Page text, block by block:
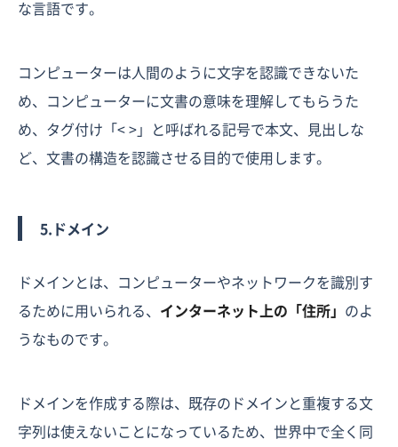
な言語です。
コンピューターは人間のように文字を認識できないた
め、コンピューターに文書の意味を理解してもらうた
め、タグ付け「< >」と呼ばれる記号で本文、見出しな
ど、文書の構造を認識させる目的で使用します。
5.ドメイン
ドメインとは、コンピューターやネットワークを識別す
るために用いられる、 インターネット上の「住所」 のよ
うなものです。
ドメインを作成する際は、既存のドメインと重複する文
字列は使えないことになっているため、世界中で全く同